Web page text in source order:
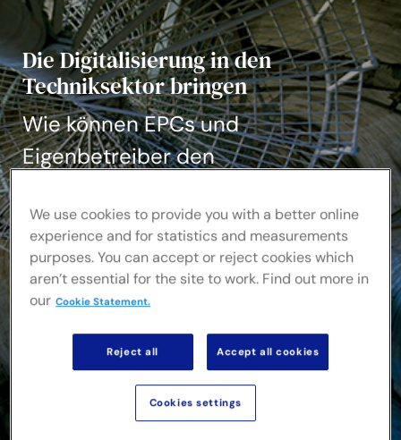
Fallstudien
Veranstaltungen
Die Digitalisierung in den
Techniksektor bringen
Wie können EPCs und
Eigenbetreiber den
beschleunigen?
We use cookies to provide you with a better online
experience and for statistics and measurements
purposes. You can accept or reject cookies which
aren’t essential for the site to work. Find out more in
our Cookie Statement.
Reject all Accept all cookies
Cookies settings